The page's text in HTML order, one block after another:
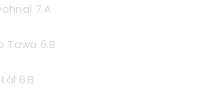
7.A
Tawa 6.B
6.B